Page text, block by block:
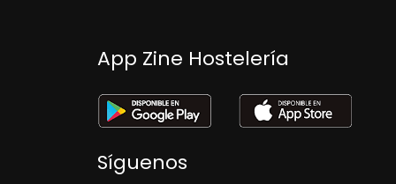
App Zine Hostelería
Síguenos